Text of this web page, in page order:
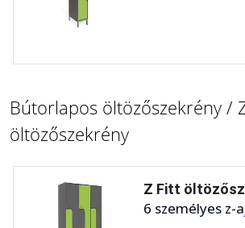
Bútorlapos öltözőszekrény /
öltözőszekrény
Z Fitt
6 személyes z-